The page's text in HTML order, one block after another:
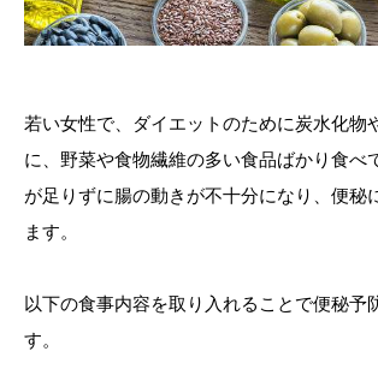
若い女性で、ダイエットのために炭水化物
に、野菜や食物繊維の多い食品ばかり食べ
が足りずに腸の動きが不十分になり、便秘
ます。
以下の食事内容を取り入れることで便秘予
す。